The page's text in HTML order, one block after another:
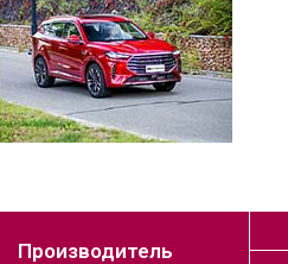
Производитель